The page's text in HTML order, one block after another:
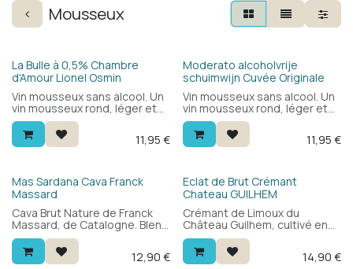
Mousseux
La Bulle à 0,5% Chambre
d'Amour Lionel Osmin
Vin mousseux sans alcool. Un
vin mousseux rond, léger et
frais avec de fines bulles. Le
cépage est le Colombard, un
cépage typique de la
nous ayons goûté jusqu'à
présent.
11,95 €
Moderato alcoholvrije
schuimwijn Cuvée Originale
Vin mousseux sans alcool. Un
vin mousseux rond, léger et
frais avec des bulles fines
élaboré à partir du cépage
Colombard, typique de la
nous ayons goûté jusqu'à
présent.
11,95 €
Mas Sardana Cava Franck
Massard
Cava Brut Nature de Franck
Massard, de Catalogne. Blend
de xarel·lo, macabeo et
parellada : sec, frais et pur,
avec des agrumes, de la12,90 €
Eclat de Brut Crémant
Chateau GUILHEM
Crémant de Limoux du
Château Guilhem, cultivé en
bio. Blend de chardonnay,
chenin, pinot noir et mauzac :
fruité et frais, avec des fleurs
14,90 €